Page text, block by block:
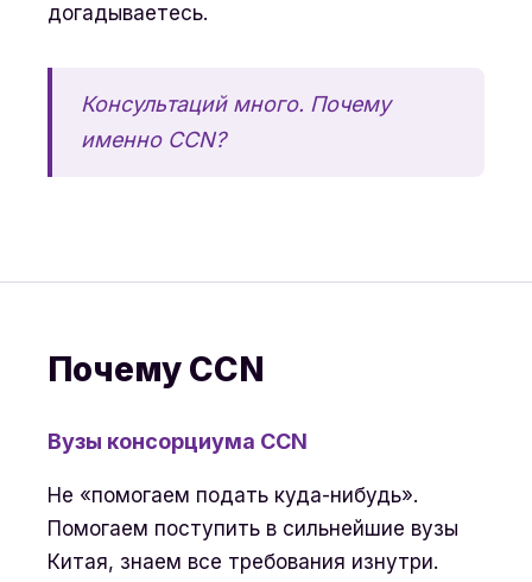
догадываетесь.
Консультаций много. Почему
именно CCN?
Почему CCN
Вузы консорциума CCN
Не «помогаем подать куда-нибудь».
Помогаем поступить в сильнейшие вузы
Китая, знаем все требования изнутри.